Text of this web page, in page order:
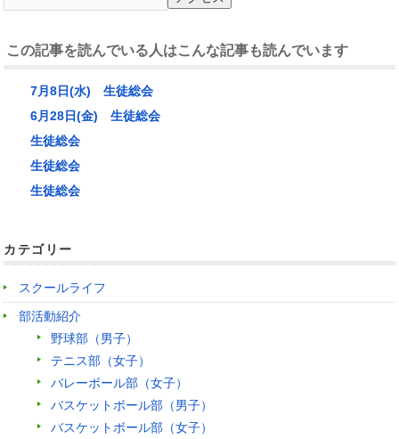
この記事を読んでいる人はこんな記事も読んでいます
7月8日(水) 生徒総会
6月28日(金) 生徒総会
生徒総会
生徒総会
生徒総会
カテゴリー
スクールライフ
部活動紹介
野球部（男子）
テニス部（女子）
バレーボール部（女子）
バスケットボール部（男子）
バスケットボール部（女子）